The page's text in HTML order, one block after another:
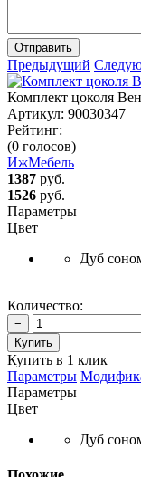
Отправить
Предыдущий
Комплект цоколя
Артикул: 90030347
Рейтинг:
(0 голосов)
ИжМебель
1387 руб.
1526 руб.
Параметры
Цвет
Дуб
Количество:
−
Купить
Купить в 1 клик
Параметры
Параметры
Цвет
Дуб